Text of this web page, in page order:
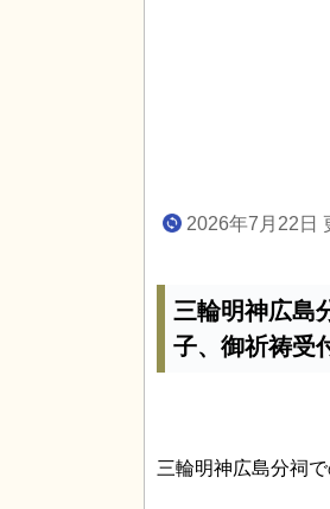
2026年7月22日
三輪明神広島
子、御祈祷受
三輪明神広島分祠